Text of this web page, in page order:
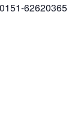
62620365